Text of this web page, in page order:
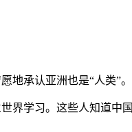
地承认亚洲也是“人类”。
界学习。这些人知道中